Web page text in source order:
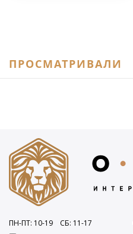
ПРОСМАТРИВАЛИ
ПН-ПТ: 10-19 СБ: 11-17